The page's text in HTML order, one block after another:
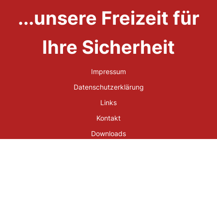
...unsere Freizeit für
Ihre Sicherheit
Impressum
Datenschutzerklärung
Links
Kontakt
Downloads